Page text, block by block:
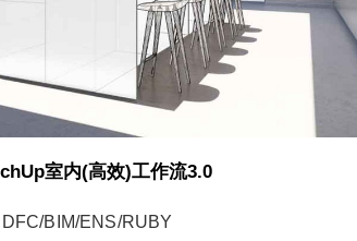
室内(高效)工作流3.0
DFC/BIM/ENS/RUBY